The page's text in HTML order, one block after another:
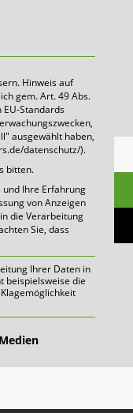
Hinweis auf
gem. Art. 49 Abs.
EU-Standards
ausgewählt haben,
datenschutz/).
bitten.
und Ihre Erfahrung
von Anzeigen
die Verarbeitung
Sie, dass
Ihrer Daten in
beispielsweise die